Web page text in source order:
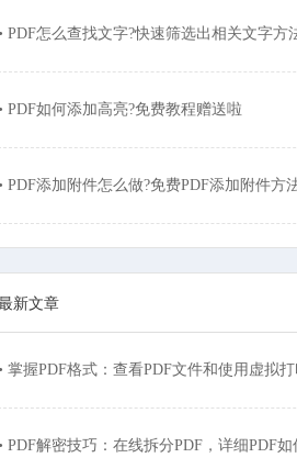
PDF怎么查找文字?快速筛选出相关文字方
PDF如何添加高亮?免费教程赠送啦
PDF添加附件怎么做?免费PDF添加附件方
新文章
掌握PDF格式：查看PDF文件和使用虚拟打
PDF解密技巧：在线拆分PDF，详细PDF如